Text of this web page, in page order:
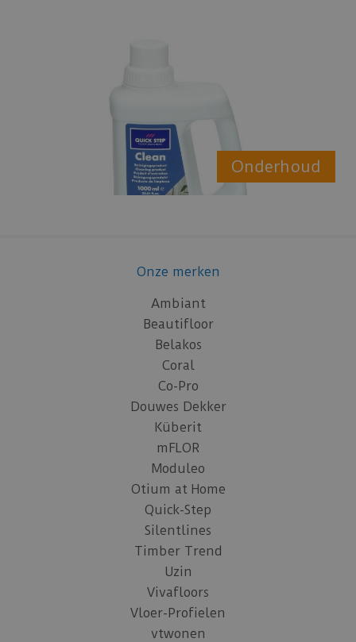
Onderhoud
Onze merken
Ambiant
Beautifloor
Belakos
Coral
Co-Pro
Douwes Dekker
Küberit
mFLOR
Moduleo
Otium at Home
Quick-Step
Silentlines
Timber Trend
Uzin
Vivafloors
Vloer-Profielen
vtwonen